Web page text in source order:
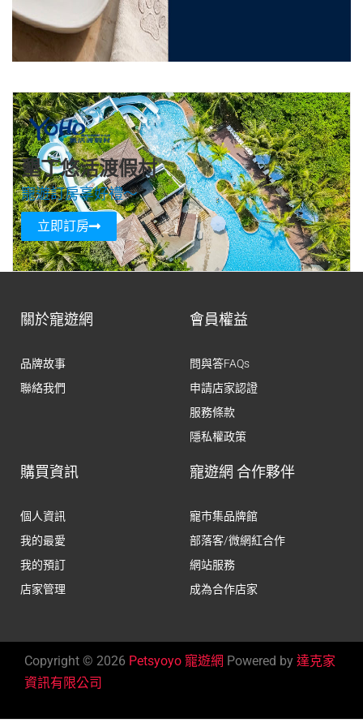
墾丁悠活渡假村
寵遊訂房享好禮～
立即訂房
關於寵遊網
品牌故事
聯絡我們
會員權益
問與答FAQs
申請店家認證
服務條款
隱私權政策
購買資訊
個人資訊
我的最愛
我的預訂
店家管理
寵遊網 合作夥伴
寵市集品牌館
部落客/微網紅合作
網站服務
成為合作店家
Copyright © 2026 Petsyoyo 寵遊網 Powered by 達克家
資訊有限公司